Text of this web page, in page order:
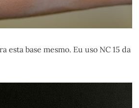
base mesmo. Eu uso NC 15 da